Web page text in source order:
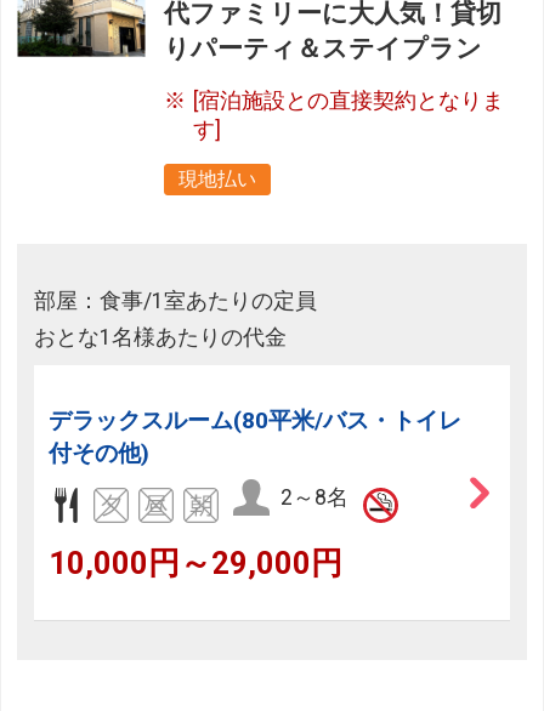
代ファミリーに大人気！貸切
りパーティ＆ステイプラン
[宿泊施設との直接契約となりま
す]
現地払い
部屋：食事/1室あたりの定員
おとな1名様あたりの代金
デラックスルーム(80平米/バス・トイレ
付その他)
2～8名
10,000円～29,000円